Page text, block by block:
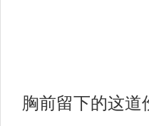
胸前留下的这道